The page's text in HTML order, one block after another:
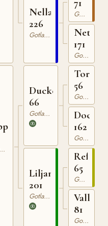
Nella
226
Gotlandsruss
Ducke
66
Gotlandsruss
Liljan
201
Gotlandsruss
71
Gotlandsruss
Netta
171
Gotlandsruss
Tor
56
Gotlandsruss
Docka
162
Gotlandsruss
Reform
65
Gotlandsruss
Vally
81
Gotlandsruss